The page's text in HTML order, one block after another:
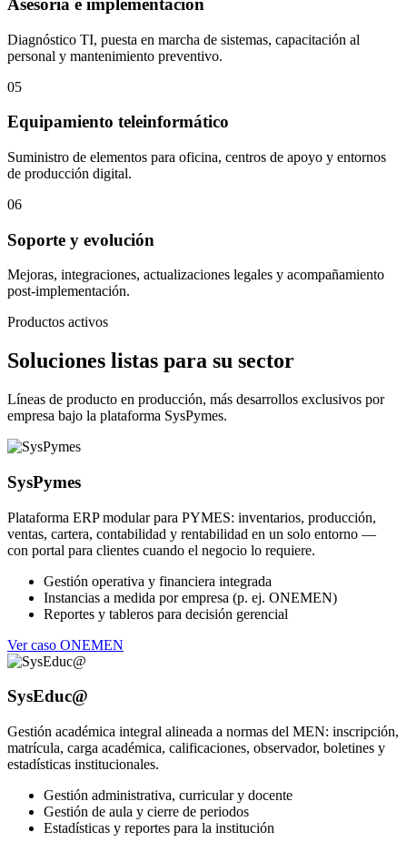
Asesoría e implementación
Diagnóstico TI, puesta en marcha de sistemas, capacitación al
personal y mantenimiento preventivo.
05
Equipamiento teleinformático
Suministro de elementos para oficina, centros de apoyo y entornos
de producción digital.
06
Soporte y evolución
Mejoras, integraciones, actualizaciones legales y acompañamiento
post-implementación.
Productos activos
Soluciones listas para su sector
Líneas de producto en producción, más desarrollos exclusivos por
empresa bajo la plataforma SysPymes.
SysPymes
Plataforma ERP modular para PYMES: inventarios, producción,
ventas, cartera, contabilidad y rentabilidad en un solo entorno —
con portal para clientes cuando el negocio lo requiere.
Gestión operativa y financiera integrada
Instancias a medida por empresa (p. ej. ONEMEN)
Reportes y tableros para decisión gerencial
Ver caso ONEMEN
SysEduc@
Gestión académica integral alineada a normas del MEN: inscripción,
matrícula, carga académica, calificaciones, observador, boletines y
estadísticas institucionales.
Gestión administrativa, curricular y docente
Gestión de aula y cierre de periodos
Estadísticas y reportes para la institución